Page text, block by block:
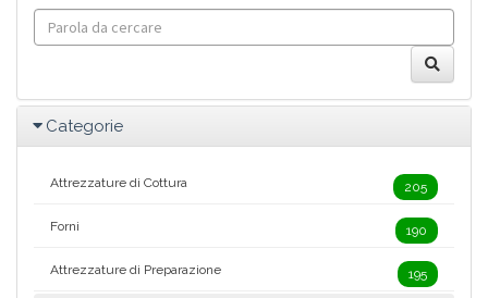
Categorie
Attrezzature di Cottura 205
Forni 190
Attrezzature di Preparazione 195